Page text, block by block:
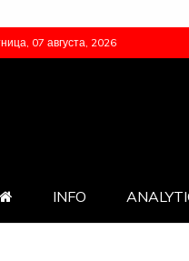
07 августа, 2026
INFO